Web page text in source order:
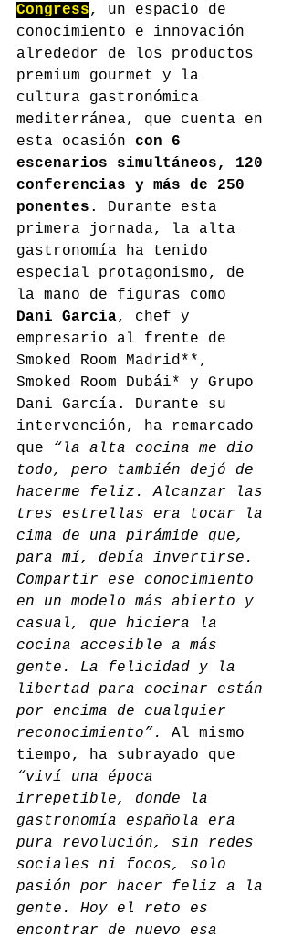
Congress, un espacio de
conocimiento e innovación
alrededor de los productos
premium gourmet y la
cultura gastronómica
mediterránea, que cuenta en
esta ocasión con 6
escenarios simultáneos, 120
conferencias y más de 250
ponentes . Durante esta
primera jornada, la alta
gastronomía ha tenido
especial protagonismo, de
la mano de figuras como
Dani García, chef y
empresario al frente de
Smoked Room Madrid**,
Smoked Room Dubái* y Grupo
Dani García. Durante su
intervención, ha remarcado
que
“la alta cocina me dio
todo, pero también dejó de
hacerme feliz. Alcanzar las
tres estrellas era tocar la
cima de una pirámide que,
para mí, debía invertirse.
Compartir ese conocimiento
en un modelo más abierto y
casual, que hiciera la
cocina accesible a más
gente. La felicidad y la
libertad para cocinar están
por encima de cualquier
reconocimiento”.
Al mismo
tiempo, ha subrayado que
“viví una época
irrepetible, donde la
gastronomía española era
pura revolución, sin redes
sociales ni focos, solo
pasión por hacer feliz a la
gente. Hoy el reto es
encontrar de nuevo esa